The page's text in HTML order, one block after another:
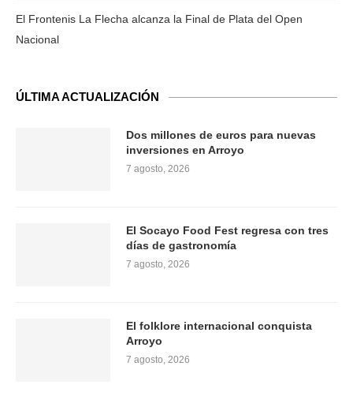
El Frontenis La Flecha alcanza la Final de Plata del Open
Nacional
ÚLTIMA ACTUALIZACIÓN
Dos millones de euros para nuevas
inversiones en Arroyo
7 agosto, 2026
El Socayo Food Fest regresa con tres
días de gastronomía
7 agosto, 2026
El folklore internacional conquista
Arroyo
7 agosto, 2026